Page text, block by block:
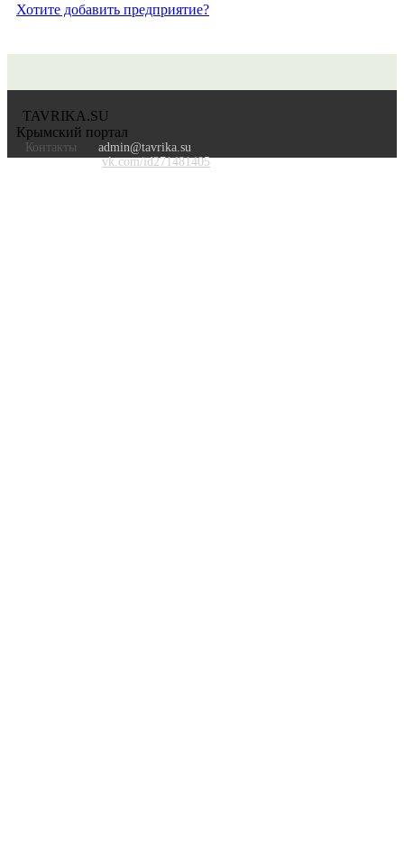
Хотите добавить предприятие?
TAVRIKA.SU
Крымский портал
Контакты
admin@tavrika.su
vk.com/id271481405